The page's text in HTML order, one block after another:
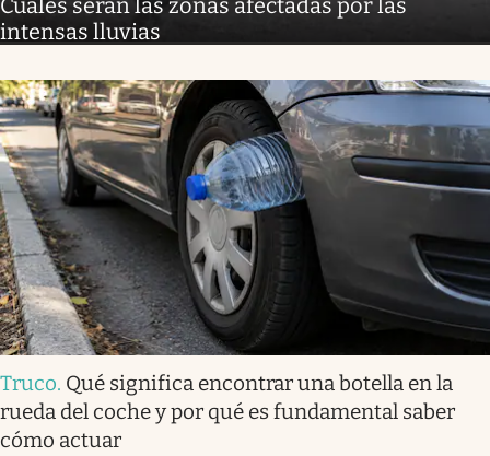
Cuáles serán las zonas afectadas por las
intensas lluvias
Truco. Qué significa encontrar una botella en la
rueda del coche y por qué es fundamental saber
cómo actuar